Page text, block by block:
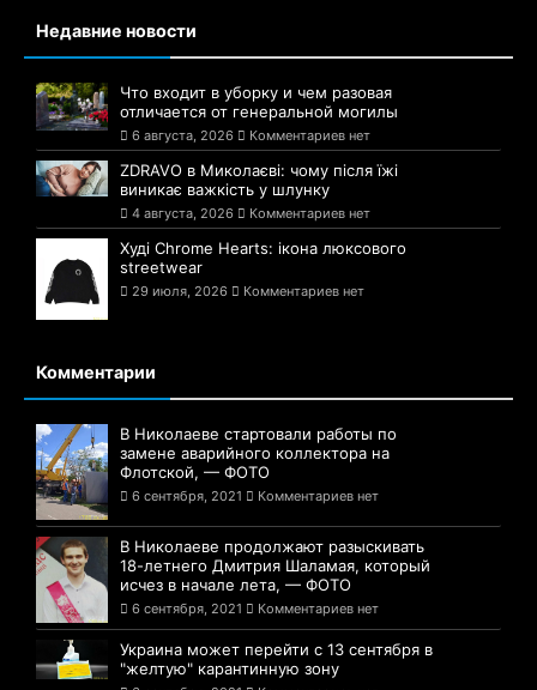
Недавние новости
Что входит в уборку и чем разовая
отличается от генеральной могилы
6 августа, 2026 Комментариев нет
ZDRAVO в Миколаєві: чому після їжі
виникає важкість у шлунку
4 августа, 2026 Комментариев нет
Худі Chrome Hearts: ікона люксового
streetwear
29 июля, 2026 Комментариев нет
Комментарии
В Николаеве стартовали работы по
замене аварийного коллектора на
Флотской, — ФОТО
6 сентября, 2021 Комментариев нет
В Николаеве продолжают разыскивать
18-летнего Дмитрия Шаламая, который
исчез в начале лета, — ФОТО
6 сентября, 2021 Комментариев нет
Украина может перейти с 13 сентября в
"желтую" карантинную зону